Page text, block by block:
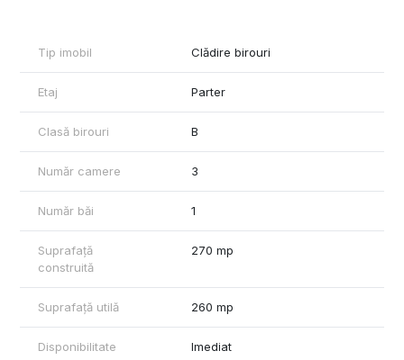
Rareș Feraru - Commercial Real Estate Specialist
Telefon: 0790070077
www.spatiicomercialebrașov.ro
Tip imobil Clădire birouri
Etaj Parter
Clasă birouri B
Număr camere 3
Număr băi 1
Suprafață
construită
270 mp
Suprafață utilă 260 mp
Disponibilitate Imediat